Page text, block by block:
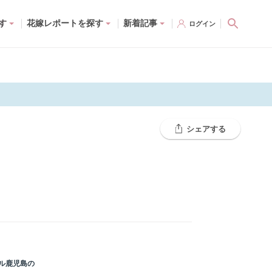
花嫁レポートを探す 新着記事 ログイン
シェアする
鹿児島の